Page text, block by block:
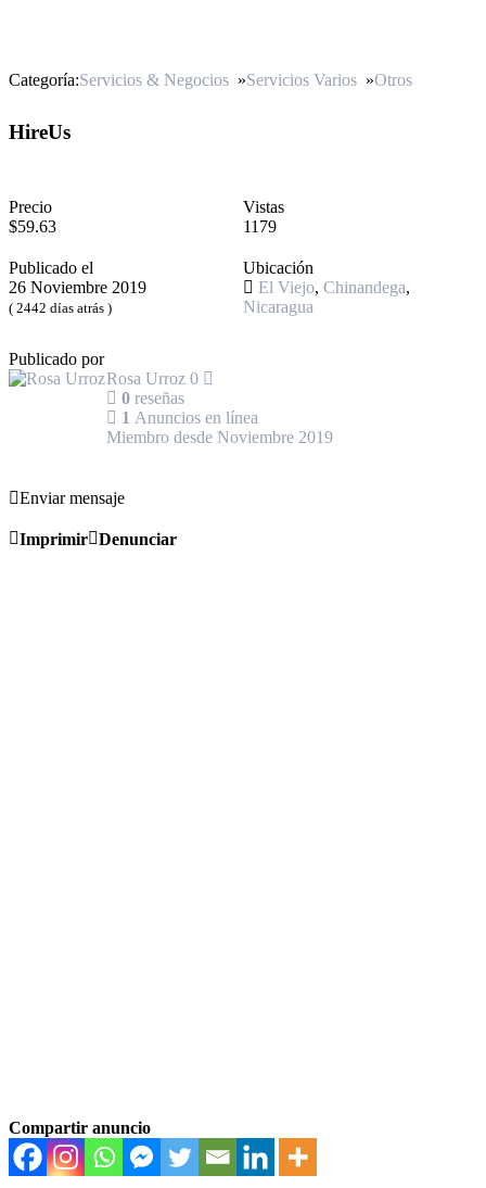
Categoría:Servicios & Negocios »Servicios Varios »Otros
HireUs
Precio
$59.63
Vistas
1179
Publicado el
26 Noviembre 2019
( 2442 días atrás )
Ubicación
El Viejo, Chinandega,
Nicaragua
Publicado por
Rosa Urroz 0
0 reseñas
1 Anuncios en línea
Miembro desde Noviembre 2019
Enviar mensaje
Imprimir Denunciar
Compartir anuncio